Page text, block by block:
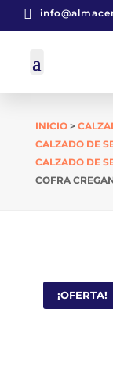

INICIO>
CALZADO DE
CALZADO DE
COFRA
¡OFERTA!